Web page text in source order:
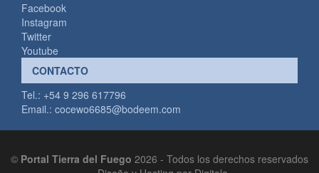
Facebook
Instagram
Twitter
Youtube
CONTACTO
Tel.: +54 9 296 617796
Email.: cocewo6685@bodeem.com
© Portal Tierra del Fuego 2026 - Todos los derechos reservados